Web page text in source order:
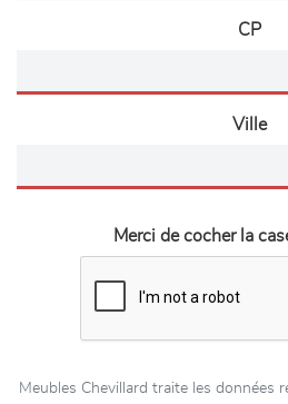
CP
Ville
Merci de cocher la
Meubles Chevillard traite les données